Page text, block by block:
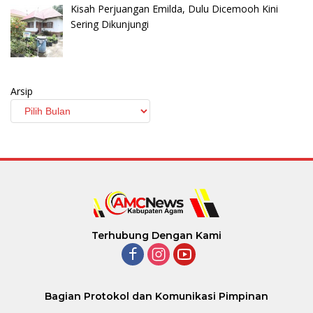
Kisah Perjuangan Emilda, Dulu Dicemooh Kini
Sering Dikunjungi
Arsip
Terhubung Dengan Kami
Bagian Protokol dan Komunikasi Pimpinan